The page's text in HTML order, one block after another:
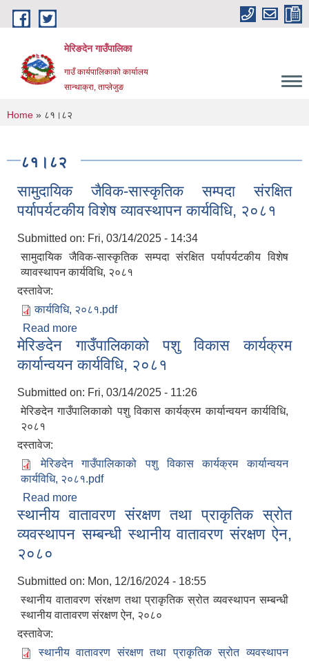
Skip to main content
मेरिङदेन गाउँपालिका
गाउँ कार्यपालिकाको कार्यालय
सान्थाक्रा, ताप्लेजुङ
You are here
Home » ८१।८२
८१।८२
सामुदायिक जैविक-सास्कृतिक सम्पदा संरक्षित
पर्यापर्यटकीय विशेष व्यावस्थापन कार्यविधि, २०८१
Submitted on: Fri, 03/14/2025 - 14:34
सामुदायिक जैविक-सास्कृतिक सम्पदा संरक्षित पर्यापर्यटकीय विशेष
व्यावस्थापन कार्यविधि, २०८१
दस्तावेज:
कार्यविधि, २०८१.pdf
Read more
पर्यापर्यटकीय विशेष व्यावस्थापन कार्यविधि, २०८१
मेरिङदेन गाउँपालिकाको पशु विकास कार्यक्रम
कार्यान्वयन कार्यविधि, २०८१
Submitted on: Fri, 03/14/2025 - 11:26
मेरिङदेन गाउँपालिकाको पशु विकास कार्यक्रम कार्यान्वयन कार्यविधि,
२०८१
दस्तावेज:
मेरिङदेन गाउँपालिकाको पशु विकास कार्यक्रम कार्यान्वयन
कार्यविधि, २०८१.pdf
Read more
कार्यान्वयन कार्यविधि, २०८१
स्थानीय वातावरण संरक्षण तथा प्राकृतिक स्रोत
व्यवस्थापन सम्बन्धी स्थानीय वातावरण संरक्षण ऐन,
२०८०
Submitted on: Mon, 12/16/2024 - 18:55
स्थानीय वातावरण संरक्षण तथा प्राकृतिक स्रोत व्यवस्थापन सम्बन्धी
स्थानीय वातावरण संरक्षण ऐन, २०८०
दस्तावेज:
स्थानीय वातावरण संरक्षण तथा प्राकृतिक स्रोत व्यवस्थापन